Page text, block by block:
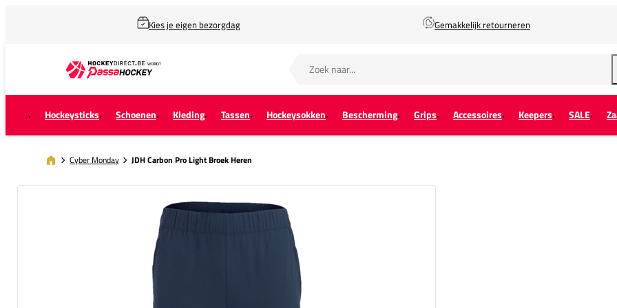
Kies je eigen bezorgdag Gemakkelijk retourneren
Hockeysticks Schoenen Kleding Tassen Hockeysokken Bescherming Grips Accessoires Keepers SALE
Cyber Monday JDH Carbon Pro Light Broek Heren